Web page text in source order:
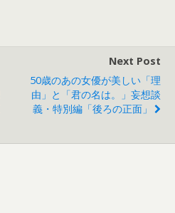
Next Post
50歳のあの女優が美しい「理
由」と「君の名は。」妄想談
義・特別編「後ろの正面」